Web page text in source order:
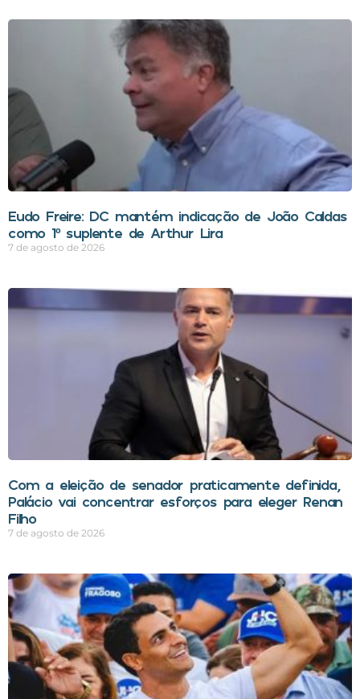
Eudo Freire: DC mantém indicação de João Caldas
como 1º suplente de Arthur Lira
7 de agosto de 2026
Com a eleição de senador praticamente definida,
Palácio vai concentrar esforços para eleger Renan
Filho
7 de agosto de 2026